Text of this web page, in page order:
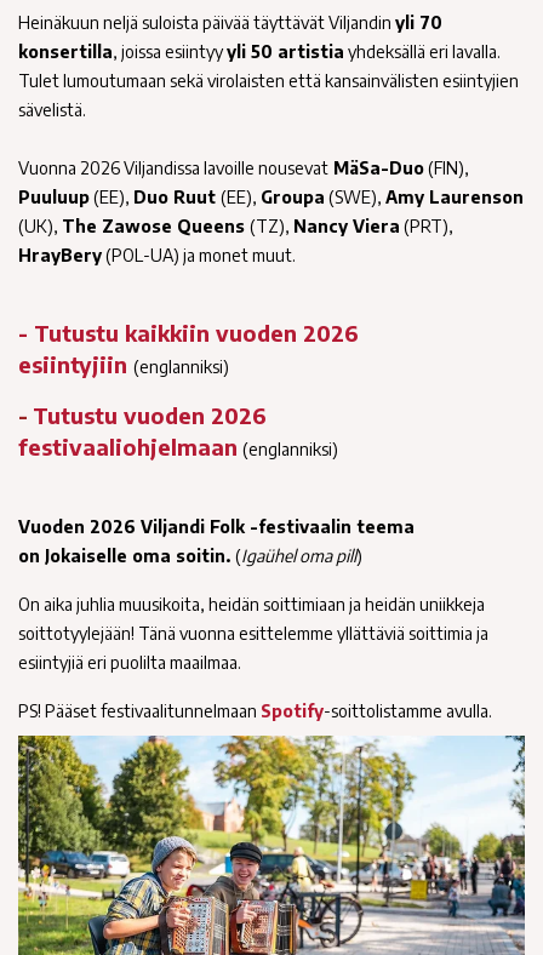
Heinäkuun neljä suloista päivää täyttävät Viljandin yli 70
konsertilla, joissa esiintyyyli 50 artistia yhdeksällä eri lavalla.
Tulet lumoutumaan sekä virolaisten että kansainvälisten esiintyjien
sävelistä.
Vuonna 2026 Viljandissa lavoille nousevat MäSa-Duo(FIN),
Puuluup(EE), Duo Ruut (EE), Groupa (SWE), Amy Laurenson
(UK), The Zawose Queens (TZ), Nancy Viera (PRT),
HrayBery(POL-UA) ja monet muut.
- Tutustu kaikkiin vuoden 2026
esiintyjiin (englanniksi)
- Tutustu vuoden 2026
festivaaliohjelmaan (englanniksi)
Vuoden 2026 Viljandi Folk -festivaalin teema
on Jokaiselle oma soitin. (Igaühel oma pill)
On aika juhlia muusikoita, heidän soittimiaan ja heidän uniikkeja
soittotyylejään! Tänä vuonna esittelemme yllättäviä soittimia ja
esiintyjiä eri puolilta maailmaa.
PS! Pääset festivaalitunnelmaan Spotify-soittolistamme avulla.